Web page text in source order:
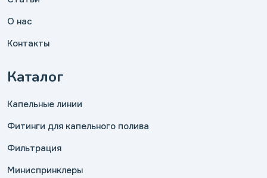
О нас
Контакты
Каталог
Капельные линии
Фитинги для капельного полива
Фильтрация
Миниспринклеры